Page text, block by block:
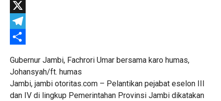
Threads
X
Telegram
Gubernur Jambi, Fachrori Umar bersama karo humas,
Johansyah/ft. humas
Jambi, jambi otoritas.com – Pelantikan pejabat eselon III
dan IV di lingkup Pemerintahan Provinsi Jambi dikatakan